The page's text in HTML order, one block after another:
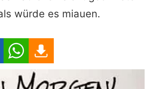
würde es miauen.